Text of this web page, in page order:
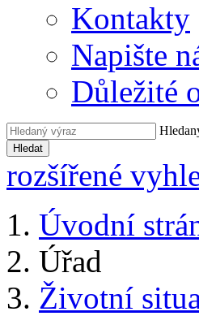
Kontakty
Napište
Důležité
Hledat
rozšířené
Úvodní
Úřad
Životní